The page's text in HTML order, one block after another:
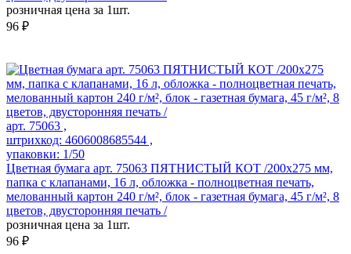
розничная цена за 1шт.
96 ₽
арт. 75063 ,
штрихкод: 4606008685544 ,
упаковки: 1/50
Цветная бумага арт. 75063 ПЯТНИСТЫЙ КОТ /200x275 мм,
папка с клапанами, 16 л, обложка - полноцветная печать,
мелованный картон 240 г/м², блок - газетная бумага, 45 г/м², 8
цветов, двусторонняя печать /
розничная цена за 1шт.
96 ₽